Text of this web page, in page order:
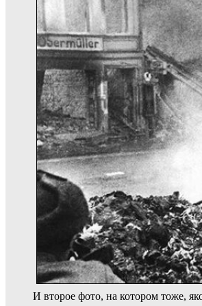
И второе фото, на котором тоже,